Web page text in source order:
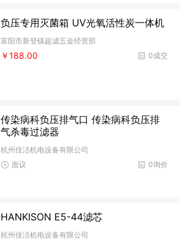
负压专用灭菌箱 UV光氧活性炭一体机
富阳市新登镇超滤五金经营部
0成交
￥188.00
传染病科负压排气口 传染病科负压排
气杀毒过滤器
杭州佳洁机电设备有限公司
0询价
面议
HANKISON E5-44滤芯
杭州佳洁机电设备有限公司